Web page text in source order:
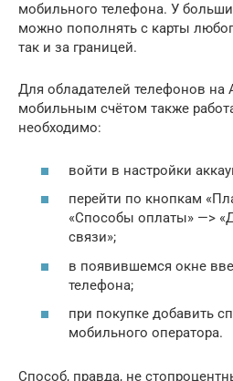
мобильного телефона. У
можно пополнять с карты
так и за границей.
Для обладателей телефонов на
мобильным счётом также
необходимо:
войти в настройки
перейти по кнопкам
«Способы оплаты» —>
связи»;
в появившемся окне
телефона;
при покупке добавить
мобильного оператора.
Способ, правда, не